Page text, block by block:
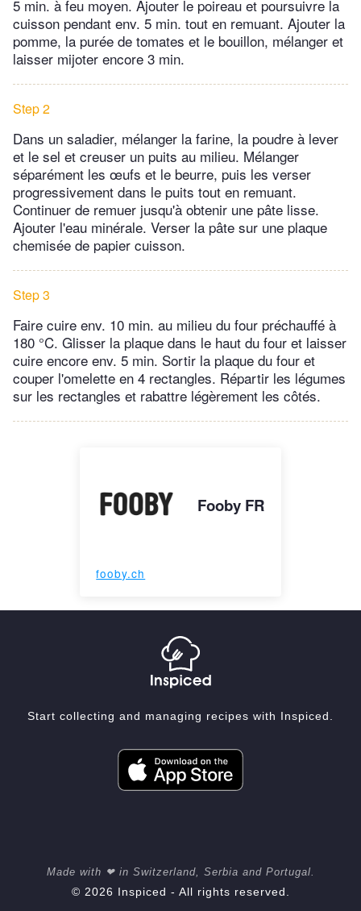
5 min. à feu moyen. Ajouter le poireau et poursuivre la
cuisson pendant env. 5 min. tout en remuant. Ajouter la
pomme, la purée de tomates et le bouillon, mélanger et
laisser mijoter encore 3 min.
Step 2
Dans un saladier, mélanger la farine, la poudre à lever
et le sel et creuser un puits au milieu. Mélanger
séparément les œufs et le beurre, puis les verser
progressivement dans le puits tout en remuant.
Continuer de remuer jusqu'à obtenir une pâte lisse.
Ajouter l'eau minérale. Verser la pâte sur une plaque
chemisée de papier cuisson.
Step 3
Faire cuire env. 10 min. au milieu du four préchauffé à
180 °C. Glisser la plaque dans le haut du four et laisser
cuire encore env. 5 min. Sortir la plaque du four et
couper l'omelette en 4 rectangles. Répartir les légumes
sur les rectangles et rabattre légèrement les côtés.
Fooby FR
fooby.ch
Start collecting and managing recipes with Inspiced.
Made with ❤ in Switzerland, Serbia and Portugal.
© 2026 Inspiced - All rights reserved.